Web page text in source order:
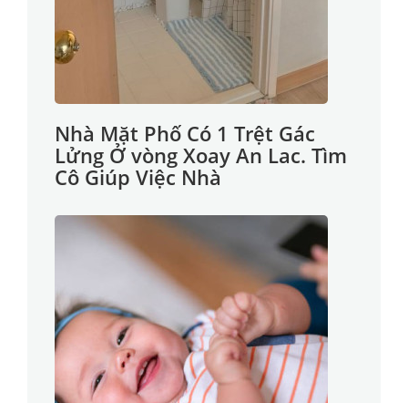
Nhà Mặt Phố Có 1 Trệt Gác
Lửng Ở vòng Xoay An Lac. Tìm
Cô Giúp Việc Nhà